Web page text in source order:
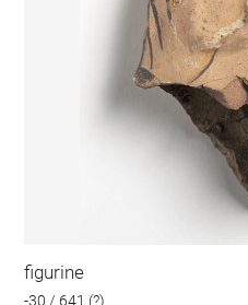
figurine
-30 / 641 (?)